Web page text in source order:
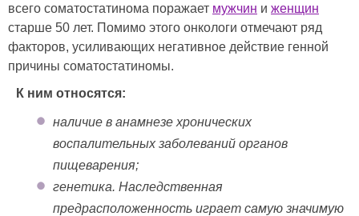
всего соматостатинома поражает мужчин и женщин
старше 50 лет. Помимо этого онкологи отмечают ряд
факторов, усиливающих негативное действие генной
причины соматостатиномы.
К ним относятся:
наличие в анамнезе хронических
воспалительных заболеваний органов
пищеварения;
генетика. Наследственная
предрасположенность играет самую значимую